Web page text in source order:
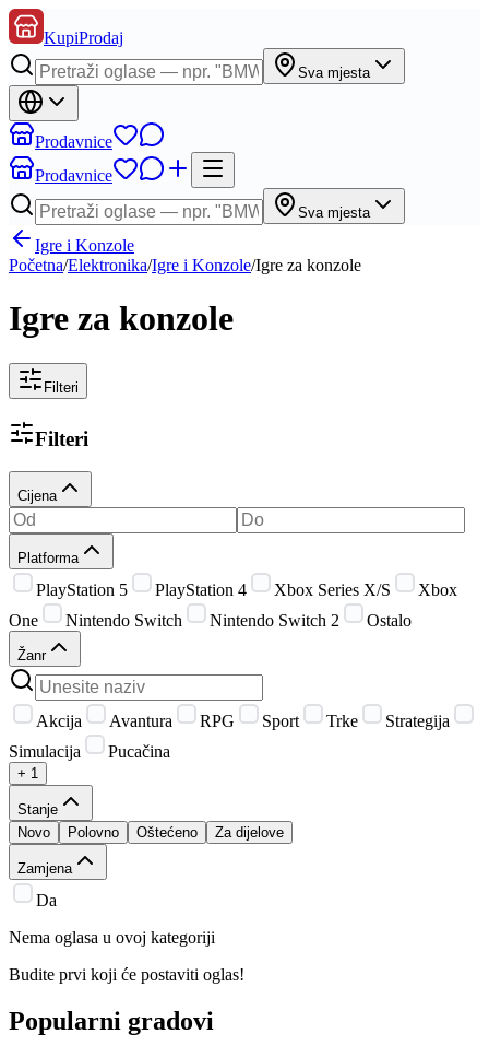
KupiProdaj
Sva mjesta
Prodavnice
Prodavnice
Sva mjesta
Igre i Konzole
Početna/Elektronika/Igre i Konzole/Igre za konzole
Igre za konzole
Filteri
Filteri
Cijena
Platforma
PlayStation 5 PlayStation 4 Xbox Series X/S
Xbox
One
Nintendo Switch Nintendo Switch 2 Ostalo
Žanr
Akcija Avantura RPG Sport Trke
Strategija
Simulacija
Pucačina
+ 1
Stanje
Novo
Polovno Oštećeno Za dijelove
Zamjena
Da
Nema oglasa u ovoj kategoriji
Budite prvi koji će postaviti oglas!
Popularni gradovi